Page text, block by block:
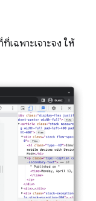
เฉพาะเจาะจง ให้